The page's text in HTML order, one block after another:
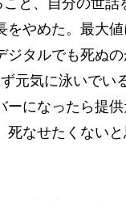
と、自分の世話
をやめた。最大
ジタルでも死ぬ
元気に泳いでい
になったら提
死なせたくない